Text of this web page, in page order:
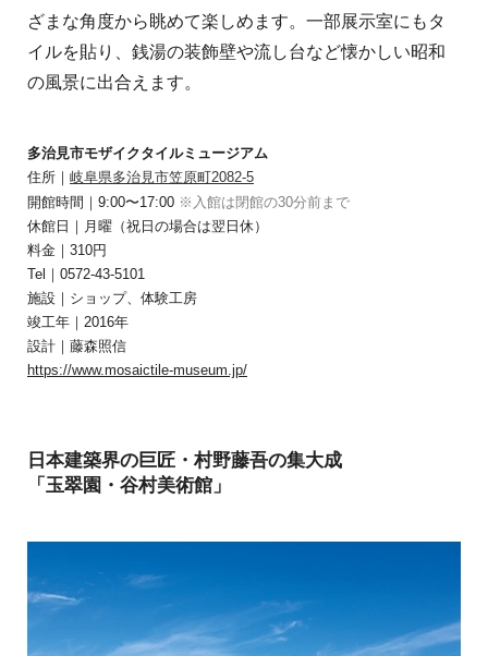
ざまな角度から眺めて楽しめます。一部展示室にもタ
イルを貼り、銭湯の装飾壁や流し台など懐かしい昭和
の風景に出合えます。
多治見市モザイクタイルミュージアム
住所｜ 岐阜県多治見市笠原町2082-5
開館時間｜9:00〜17:00 ※入館は閉館の30分前まで
休館日｜月曜（祝日の場合は翌日休）
料金｜310円
Tel｜0572-43-5101
施設｜ショップ、体験工房
竣工年｜2016年
設計｜藤森照信
https://www.mosaictile-museum.jp/
日本建築界の巨匠・村野藤吾の集大成
「玉翠園・谷村美術館」